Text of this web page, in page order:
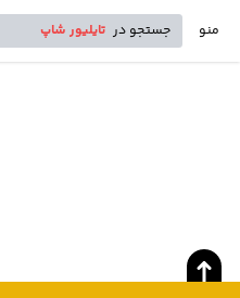
منو جستجو در تایلیور شاپ